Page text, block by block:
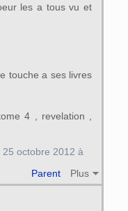
les a tous vu et
touche a ses livres
4 , revelation ,
Parent Plus
25 octobre 2012 à